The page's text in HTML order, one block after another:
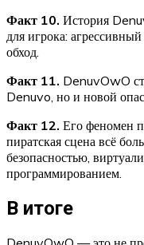
Факт 10. История
для игрока:
обход.
Факт 11. DenuvOwO
Denuvo, но и новой
Факт 12. Его феномен
пиратская сцена всё
безопасностью,
программированием.
В итоге